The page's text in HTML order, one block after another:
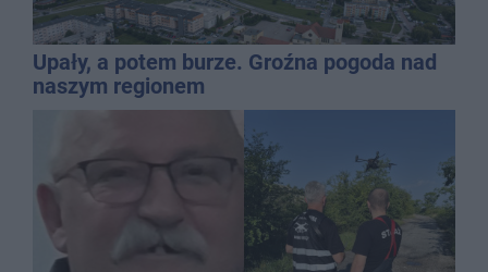
Upały, a potem burze. Groźna pogoda nad
naszym regionem